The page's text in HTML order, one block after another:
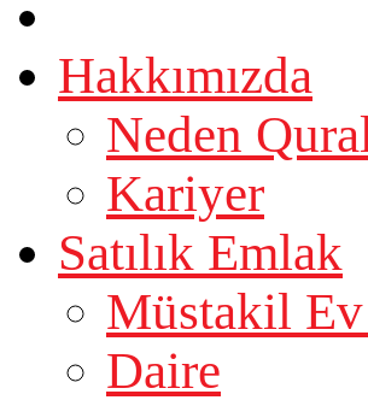
Hakkımızda
Neden
Kariyer
Satılık Emlak
Müstakil
Daire